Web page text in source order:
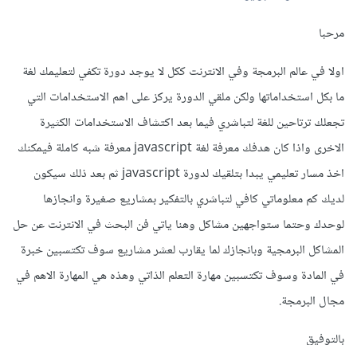
مرحبا
اولا في عالم البرمجة وفي الانترنت ككل لا يوجد دورة تكفي لتعليمك لغة
ما بكل استخداماتها ولكن ملقي الدورة يركز على اهم الاستخدامات التي
تجعلك ترتاحين للغة لتباشري فيما بعد اكتشاف الاستخدامات الكثيرة
الاخرى واذا كان هدفك معرفة لغة javascript معرفة شبه كاملة فيمكنك
اخذ مسار تعليمي يبدا بتلقيك لدورة javascript ثم بعد ذلك سيكون
لديك كم معلوماتي كافي لتباشري بالتفكير بمشاريع صغيرة وانجازها
لوحدك وحتما ستواجهين مشاكل وهنا ياتي فن البحث في الانترنت عن حل
المشاكل البرمجية وبانجازك لما يقارب لعشر مشاريع سوف تكتسبين خبرة
في المادة وسوف تكتسبين مهارة التعلم الذاتي وهذه هي المهارة الاهم في
مجال البرمجة.
بالتوفيق